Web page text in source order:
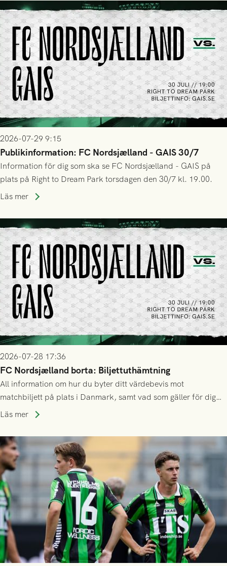
2026-07-29 9:15
Publikinformation: FC Nordsjælland - GAIS 30/7
Information för dig som ska se FC Nordsjælland - GAIS på
plats på Right to Dream Park torsdagen den 30/7 kl. 19.00.
Läs mer
2026-07-28 17:36
FC Nordsjælland borta: Biljettuthämtning
All information om hur du byter ditt värdebevis mot
matchbiljett på plats i Danmark, samt vad som gäller för dig
som står på reservlista eller fått förhinder.
Läs mer